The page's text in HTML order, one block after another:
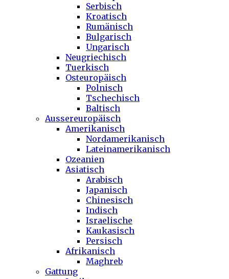
Serbisch
Kroatisch
Rumänisch
Bulgarisch
Ungarisch
Neugriechisch
Tuerkisch
Osteuropäisch
Polnisch
Tschechisch
Baltisch
Aussereuropäisch
Amerikanisch
Nordamerikanisch
Lateinamerikanisch
Ozeanien
Asiatisch
Arabisch
Japanisch
Chinesisch
Indisch
Israelische
Kaukasisch
Persisch
Afrikanisch
Maghreb
Gattung